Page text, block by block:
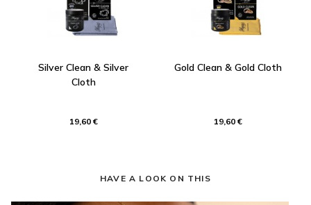
Silver Clean & Silver
Cloth
19,60 €
Gold Clean & Gold Cloth
19,60 €
HAVE A LOOK ON THIS